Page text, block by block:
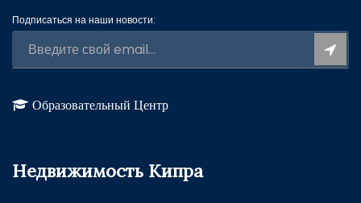
Подписаться на наши новости:
Образовательный Центр
Недвижимость Кипра